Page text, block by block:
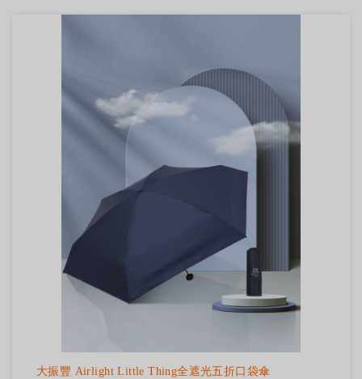
大振豐 Airlight Little Thing全遮光五折口袋傘